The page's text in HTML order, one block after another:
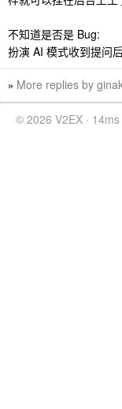
不知道是否是 Bug:
扮演 AI 模式收到提问
» More replies by
© 2026 V2EX · 14ms